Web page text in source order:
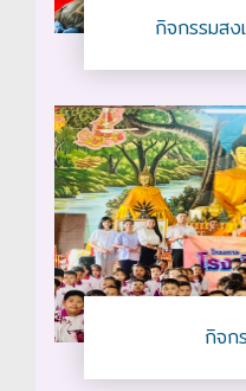
กิจกรรมสง
กิจก